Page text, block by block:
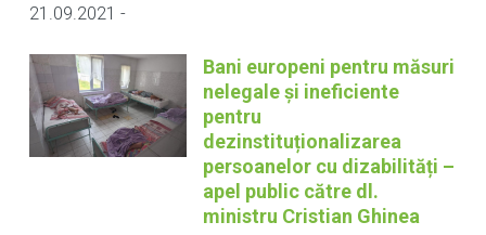
21.09.2021 -
Bani europeni pentru măsuri
nelegale și ineficiente
pentru
dezinstituționalizarea
persoanelor cu dizabilități –
apel public către dl.
ministru Cristian Ghinea